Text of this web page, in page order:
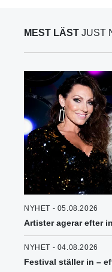
MEST LÄST JUST
NYHET - 05.08.2026
Artister agerar efter
NYHET - 04.08.2026
Festival ställer in –